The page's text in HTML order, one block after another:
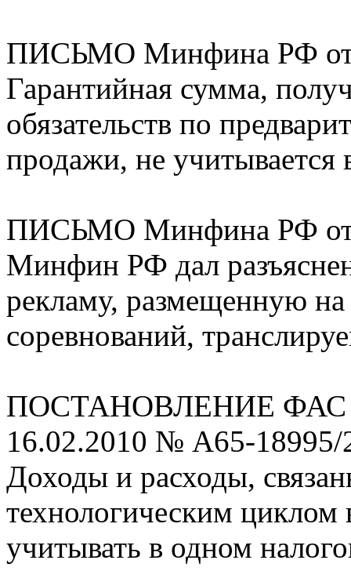
ПИСЬМО Минфина РФ от
Гарантийная сумма,
обязательств по
продажи, не учитывается
ПИСЬМО Минфина РФ от
Минфин РФ дал
рекламу, размещенную
соревнований,
ПОСТАНОВЛЕНИЕ ФАС
16.02.2010 № А65-18995/
Доходы и расходы,
технологическим циклом
учитывать в одном